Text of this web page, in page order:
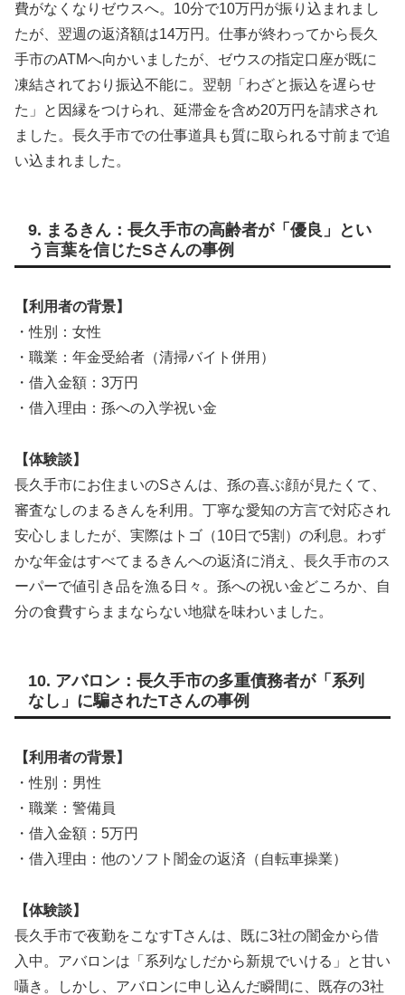
費がなくなりゼウスへ。10分で10万円が振り込まれまし
たが、翌週の返済額は14万円。仕事が終わってから長久
手市のATMへ向かいましたが、ゼウスの指定口座が既に
凍結されており振込不能に。翌朝「わざと振込を遅らせ
た」と因縁をつけられ、延滞金を含め20万円を請求され
ました。長久手市での仕事道具も質に取られる寸前まで追
い込まれました。
9. まるきん：長久手市の高齢者が「優良」とい
う言葉を信じたSさんの事例
【利用者の背景】
・性別：女性
・職業：年金受給者（清掃バイト併用）
・借入金額：3万円
・借入理由：孫への入学祝い金
【体験談】
長久手市にお住まいのSさんは、孫の喜ぶ顔が見たくて、
審査なしのまるきんを利用。丁寧な愛知の方言で対応され
安心しましたが、実際はトゴ（10日で5割）の利息。わず
かな年金はすべてまるきんへの返済に消え、長久手市のス
ーパーで値引き品を漁る日々。孫への祝い金どころか、自
分の食費すらままならない地獄を味わいました。
10. アバロン：長久手市の多重債務者が「系列
なし」に騙されたTさんの事例
【利用者の背景】
・性別：男性
・職業：警備員
・借入金額：5万円
・借入理由：他のソフト闇金の返済（自転車操業）
【体験談】
長久手市で夜勤をこなすTさんは、既に3社の闇金から借
入中。アバロンは「系列なしだから新規でいける」と甘い
囁き。しかし、アバロンに申し込んだ瞬間に、既存の3社